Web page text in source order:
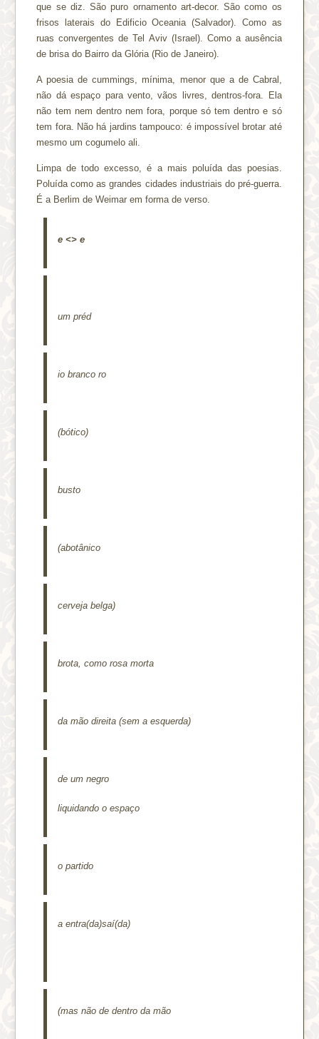
que se diz. São puro ornamento art-decor. São como os
frisos laterais do Edificio Oceania (Salvador). Como as
ruas convergentes de Tel Aviv (Israel). Como a ausência
de brisa do Bairro da Glória (Rio de Janeiro).
A poesia de cummings, mínima, menor que a de Cabral,
não dá espaço para vento, vãos livres, dentros-fora. Ela
não tem nem dentro nem fora, porque só tem dentro e só
tem fora. Não há jardins tampouco: é impossível brotar até
mesmo um cogumelo ali.
Limpa de todo excesso, é a mais poluída das poesias.
Poluída como as grandes cidades industriais do pré-guerra.
É a Berlim de Weimar em forma de verso.
e <> e
um préd
io branco ro
(bótico)
busto
(abotânico
cerveja belga)
brota, como rosa morta
da mão direita (sem a esquerda)
de um negro
liquidando o espaço
o partido
a entra(da)saí(da)
(mas não de dentro da mão